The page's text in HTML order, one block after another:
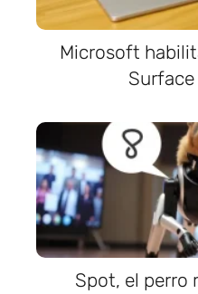
Microsoft
Spot, el perro